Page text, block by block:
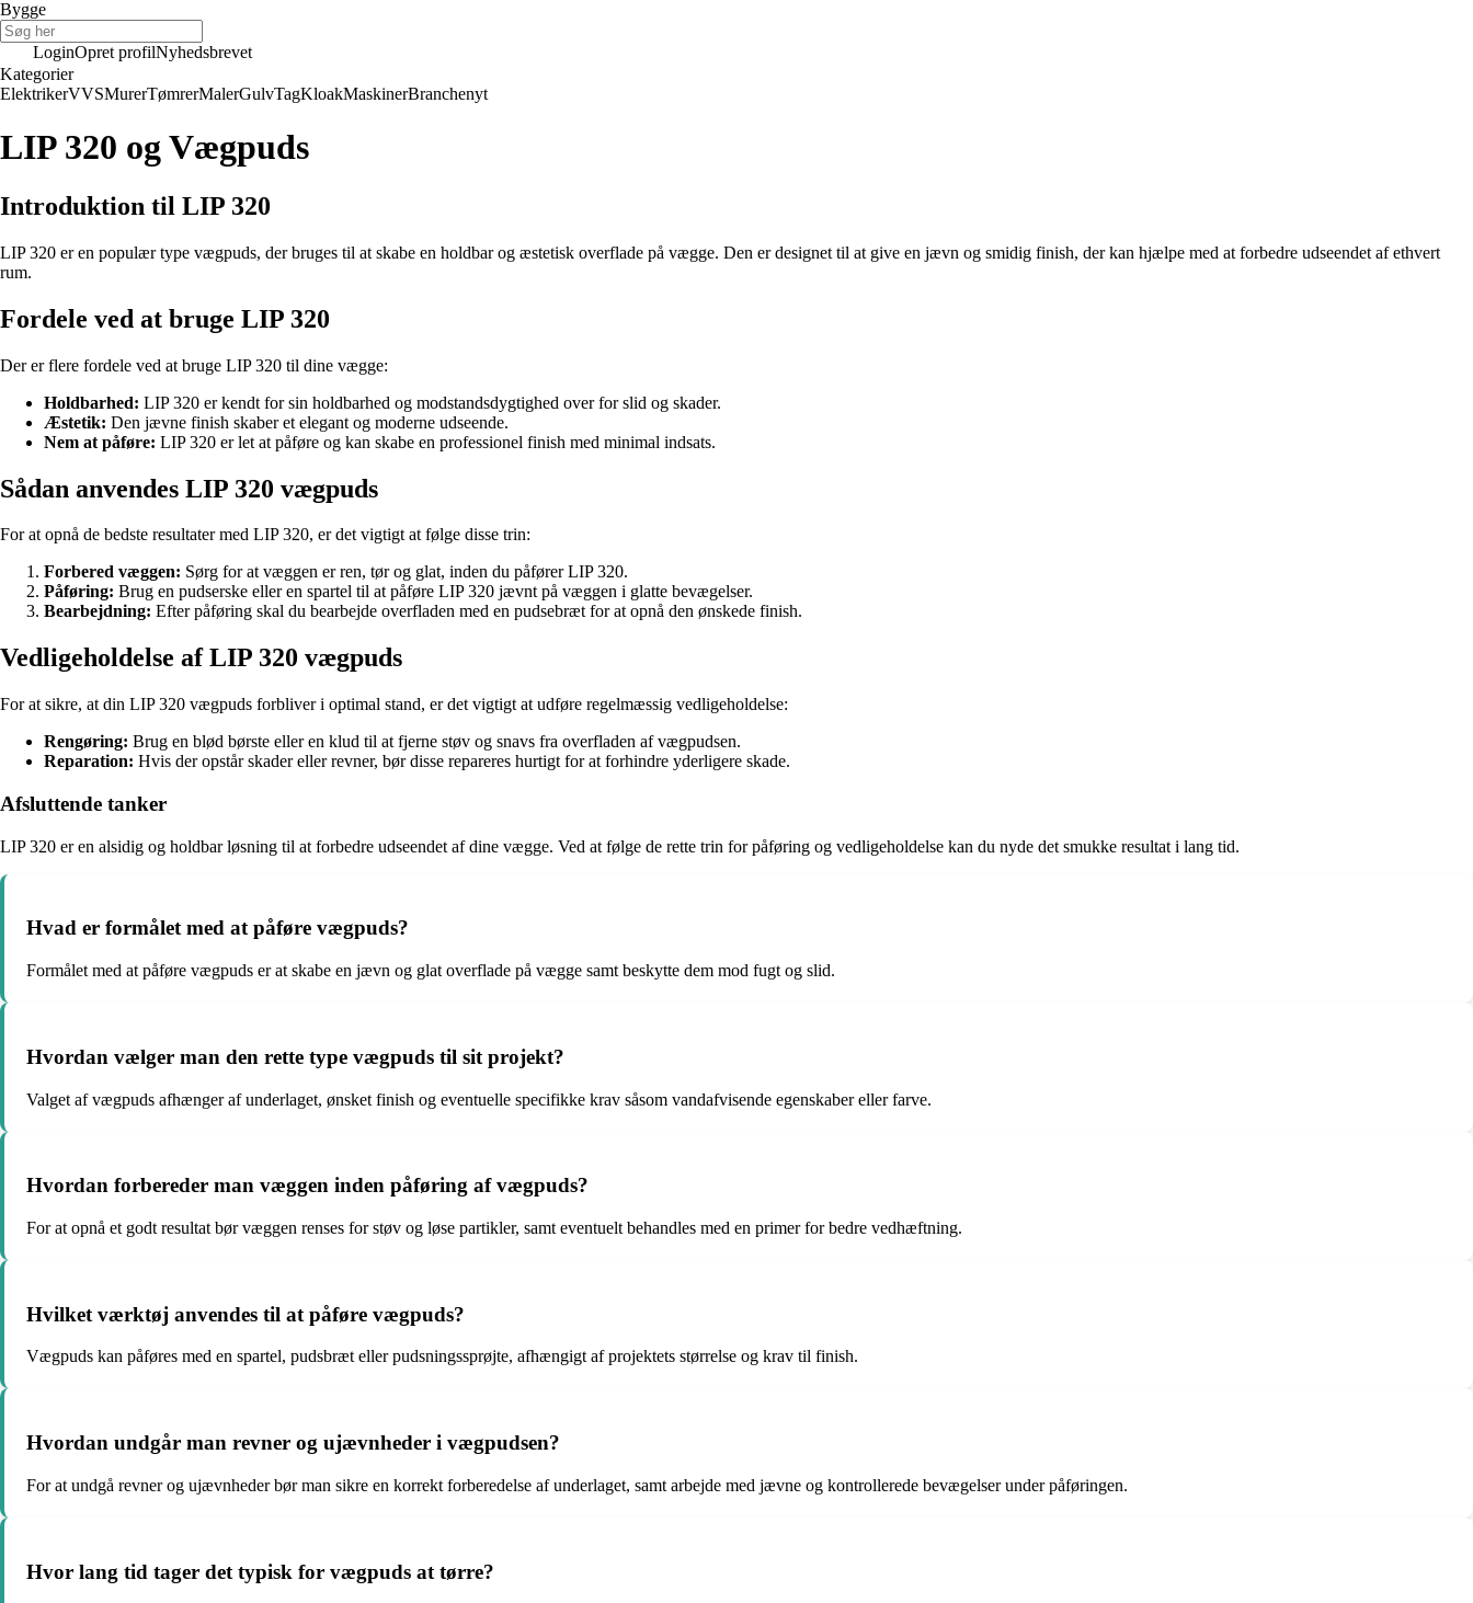
Bygge
LoginOpret profilNyhedsbrevet
Kategorier
ElektrikerVVSMurerTømrerMalerGulvTagKloakMaskinerBranchenyt
LIP 320 og Vægpuds
Introduktion til LIP 320
LIP 320 er en populær type vægpuds, der bruges til at skabe en holdbar og æstetisk overflade på vægge. Den er designet til at give en jævn og smidig finish, der kan hjælpe med at forbedre udseendet af ethvert
rum.
Fordele ved at bruge LIP 320
Der er flere fordele ved at bruge LIP 320 til dine vægge:
Holdbarhed: LIP 320 er kendt for sin holdbarhed og modstandsdygtighed over for slid og skader.
Æstetik: Den jævne finish skaber et elegant og moderne udseende.
Nem at påføre: LIP 320 er let at påføre og kan skabe en professionel finish med minimal indsats.
Sådan anvendes LIP 320 vægpuds
For at opnå de bedste resultater med LIP 320, er det vigtigt at følge disse trin:
Forbered væggen: Sørg for at væggen er ren, tør og glat, inden du påfører LIP 320.
Påføring: Brug en pudserske eller en spartel til at påføre LIP 320 jævnt på væggen i glatte bevægelser.
Bearbejdning: Efter påføring skal du bearbejde overfladen med en pudsebræt for at opnå den ønskede finish.
Vedligeholdelse af LIP 320 vægpuds
For at sikre, at din LIP 320 vægpuds forbliver i optimal stand, er det vigtigt at udføre regelmæssig vedligeholdelse:
Rengøring: Brug en blød børste eller en klud til at fjerne støv og snavs fra overfladen af vægpudsen.
Reparation: Hvis der opstår skader eller revner, bør disse repareres hurtigt for at forhindre yderligere skade.
Afsluttende tanker
LIP 320 er en alsidig og holdbar løsning til at forbedre udseendet af dine vægge. Ved at følge de rette trin for påføring og vedligeholdelse kan du nyde det smukke resultat i lang tid.
Hvad er formålet med at påføre vægpuds?
Formålet med at påføre vægpuds er at skabe en jævn og glat overflade på vægge samt beskytte dem mod fugt og slid.
Hvordan vælger man den rette type vægpuds til sit projekt?
Valget af vægpuds afhænger af underlaget, ønsket finish og eventuelle specifikke krav såsom vandafvisende egenskaber eller farve.
Hvordan forbereder man væggen inden påføring af vægpuds?
For at opnå et godt resultat bør væggen renses for støv og løse partikler, samt eventuelt behandles med en primer for bedre vedhæftning.
Hvilket værktøj anvendes til at påføre vægpuds?
Vægpuds kan påføres med en spartel, pudsbræt eller pudsningssprøjte, afhængigt af projektets størrelse og krav til finish.
Hvordan undgår man revner og ujævnheder i vægpudsen?
For at undgå revner og ujævnheder bør man sikre en korrekt forberedelse af underlaget, samt arbejde med jævne og kontrollerede bevægelser under påføringen.
Hvor lang tid tager det typisk for vægpuds at tørre?